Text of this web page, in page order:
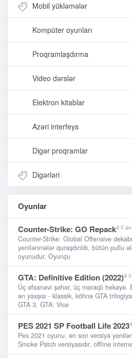
Mobil yükləmələr
Kompüter oyunları
Proqramlaşdırma
Video dərslər
Elektron kitablar
Azəri interfeys
Digər proqramlar
Digərləri
Oyunlar
Counter-Strike: GO Repack4 il
Counter-Strike: Global Offensive
yenilənmələr quraşdırılıb, bütün pullu
oyunudur. Oyunçu
GTA: Definitive Edition (2022)4
Üç əfsanəvi şəhər, üç maraqlı hekayə.
ən yaxşısı - klassik, köhnə GTA
GTA 3, GTA: Vice
PES 2021 SP Football Life 2023
Pes 2021 oyunu, ən son versiya
Smoke Patch versiyasıdır, offline